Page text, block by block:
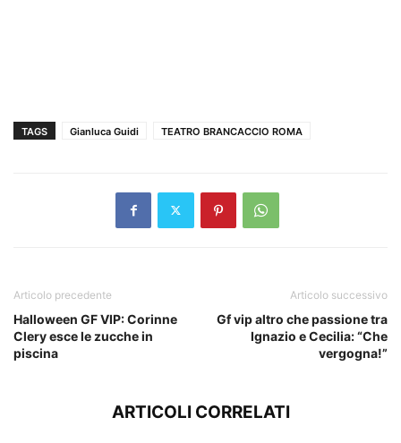
TAGS Gianluca Guidi TEATRO BRANCACCIO ROMA
Articolo precedente
Halloween GF VIP: Corinne
Clery esce le zucche in
piscina
Articolo successivo
Gf vip altro che passione tra
Ignazio e Cecilia: “Che
vergogna!”
ARTICOLI CORRELATI